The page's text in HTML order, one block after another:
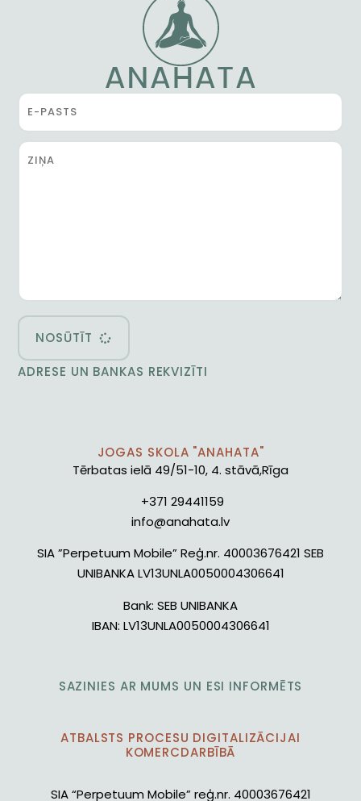
NOSŪTĪT
ADRESE UN BANKAS REKVIZĪTI
JOGAS SKOLA "ANAHATA"
Tērbatas ielā 49/51-10, 4. stāvā,Rīga
+371 29441159
info@anahata.lv
SIA ”Perpetuum Mobile” Reģ.nr. 40003676421 SEB
UNIBANKA LV13UNLA0050004306641
Bank: SEB UNIBANKA
IBAN: LV13UNLA0050004306641
SAZINIES AR MUMS UN ESI INFORMĒTS
ATBALSTS PROCESU DIGITALIZĀCIJAI
KOMERCDARBĪBĀ
SIA “Perpetuum Mobile” reģ.nr. 40003676421